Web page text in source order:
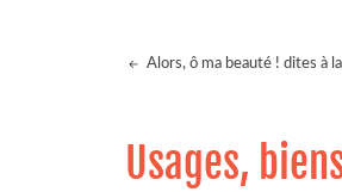
Alors, ô ma beauté ! dites à
Usages,